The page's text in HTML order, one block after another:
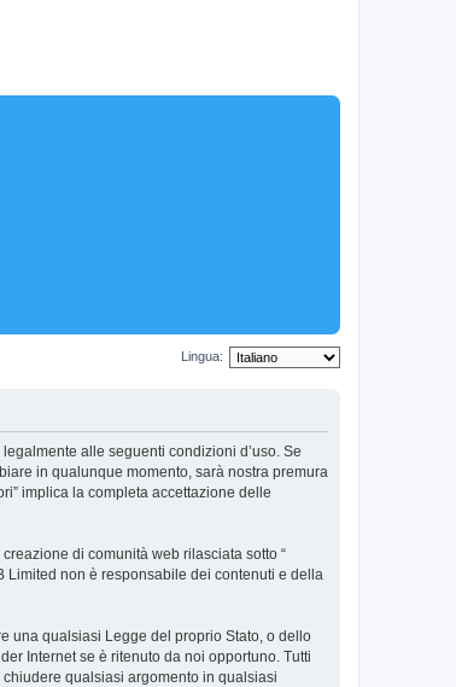
Lingua:
legalmente alle seguenti condizioni d’uso. Se
in qualunque momento, sarà nostra premura
implica la completa accettazione delle
creazione di comunità web rilasciata sotto “
Limited non è responsabile dei contenuti e della
una qualsiasi Legge del proprio Stato, o dello
Internet se è ritenuto da noi opportuno. Tutti
qualsiasi argomento in qualsiasi